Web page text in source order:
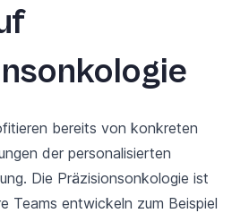
bereits von konkreten
der personalisierten
Die Präzisionsonkologie ist
Teams entwickeln zum Beispiel